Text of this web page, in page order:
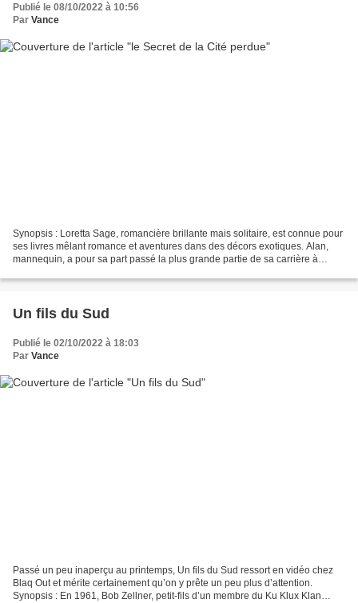
Publié le 08/10/2022 à 10:56
Par Vance
Synopsis : Loretta Sage, romancière brillante mais solitaire, est connue pour
ses livres mêlant romance et aventures dans des décors exotiques. Alan,
mannequin, a pour sa part passé la plus grande partie de sa carrière à
Un fils du Sud
Publié le 02/10/2022 à 18:03
Par Vance
Passé un peu inaperçu au printemps, Un fils du Sud ressort en vidéo chez
Blaq Out et mérite certainement qu’on y prête un peu plus d’attention.
Synopsis : En 1961, Bob Zellner, petit-fils d’un membre du Ku Klux Klan